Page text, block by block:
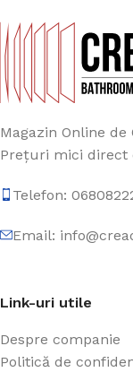
Magazin Online
Prețuri mici direct
Telefon:
Email:
Link-uri utile
Despre companie
Politică de